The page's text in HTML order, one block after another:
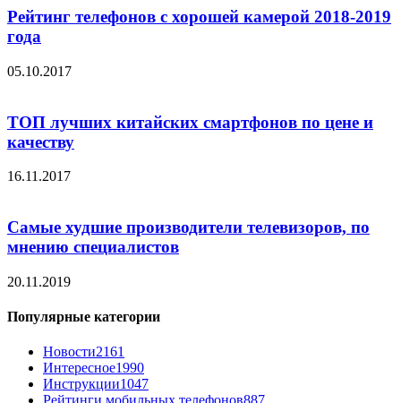
Рейтинг телефонов с хорошей камерой 2018-2019
года
05.10.2017
ТОП лучших китайских смартфонов по цене и
качеству
16.11.2017
Самые худшие производители телевизоров, по
мнению специалистов
20.11.2019
Популярные категории
Новости2161
Интересное1990
Инструкции1047